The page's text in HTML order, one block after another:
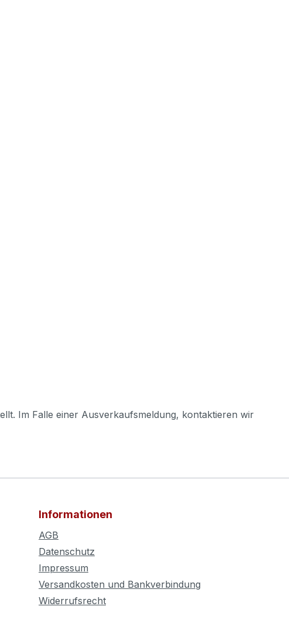
Im Falle einer Ausverkaufsmeldung, kontaktieren wir
Informationen
AGB
Datenschutz
Impressum
Versandkosten und Bankverbindung
Widerrufsrecht